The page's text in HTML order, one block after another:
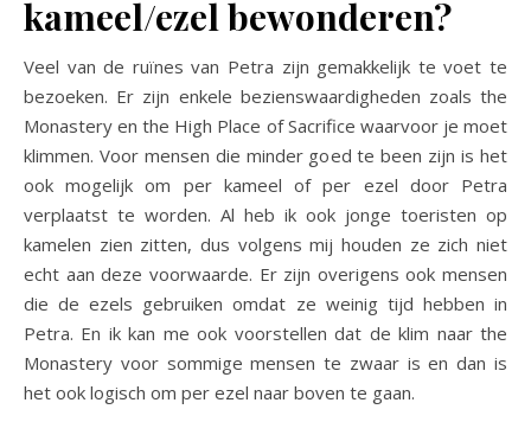
kameel/ezel bewonderen?
Veel van de ruïnes van Petra zijn gemakkelijk te voet te
bezoeken. Er zijn enkele bezienswaardigheden zoals the
Monastery en the High Place of Sacrifice waarvoor je moet
klimmen. Voor mensen die minder goed te been zijn is het
ook mogelijk om per kameel of per ezel door Petra
verplaatst te worden. Al heb ik ook jonge toeristen op
kamelen zien zitten, dus volgens mij houden ze zich niet
echt aan deze voorwaarde. Er zijn overigens ook mensen
die de ezels gebruiken omdat ze weinig tijd hebben in
Petra. En ik kan me ook voorstellen dat de klim naar the
Monastery voor sommige mensen te zwaar is en dan is
het ook logisch om per ezel naar boven te gaan.